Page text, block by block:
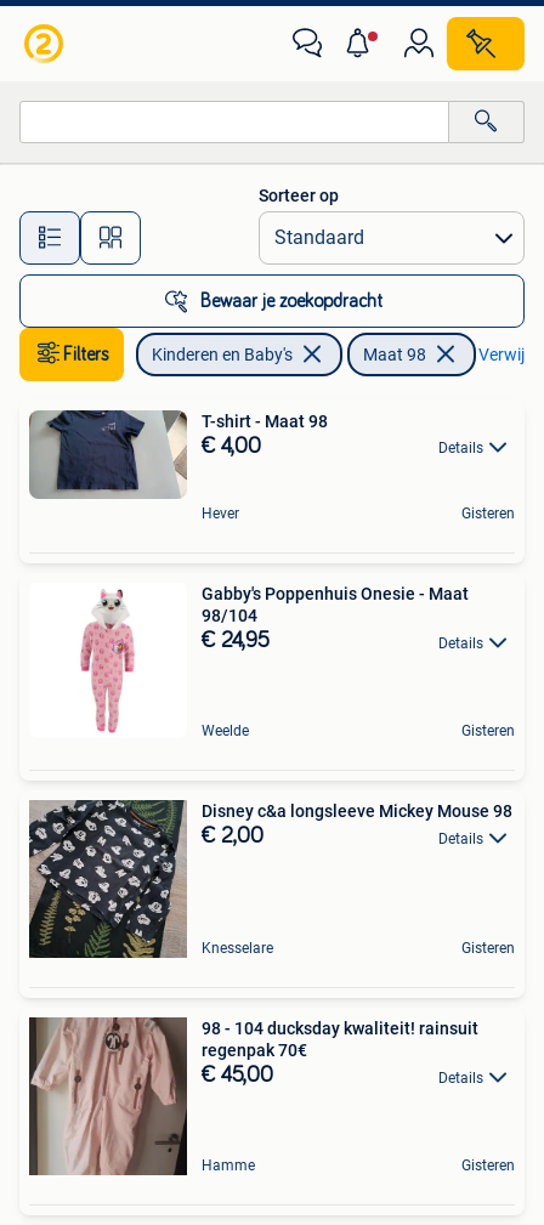
Alle afstanden…
Sorteer op
Bewaar je zoekopdracht
Filters Kinderen en Baby's Maat 98
T-shirt - Maat 98
€ 4,00 Details
Hever Gisteren
Gabby's Poppenhuis Onesie - Maat
98/104
€ 24,95 Details
Weelde Gisteren
Disney c&a longsleeve Mickey Mouse 98
€ 2,00 Details
Knesselare Gisteren
98 - 104 ducksday kwaliteit! rainsuit
regenpak 70€
€ 45,00 Details
Hamme Gisteren